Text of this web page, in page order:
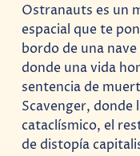
Ostranauts es un
espacial que te
bordo de una
donde una vida
sentencia de
Scavenger, donde
cataclísmico, el
de distopía